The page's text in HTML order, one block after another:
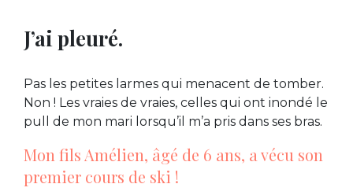
J’ai pleuré.
Pas les petites larmes qui menacent de tomber.
Non ! Les vraies de vraies, celles qui ont inondé le
pull de mon mari lorsqu’il m’a pris dans ses bras.
Mon fils Amélien, âgé de 6 ans, a vécu son
premier cours de ski !